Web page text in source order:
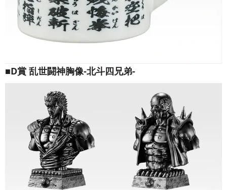
■D賞 乱世闘神胸像-北斗四兄弟-